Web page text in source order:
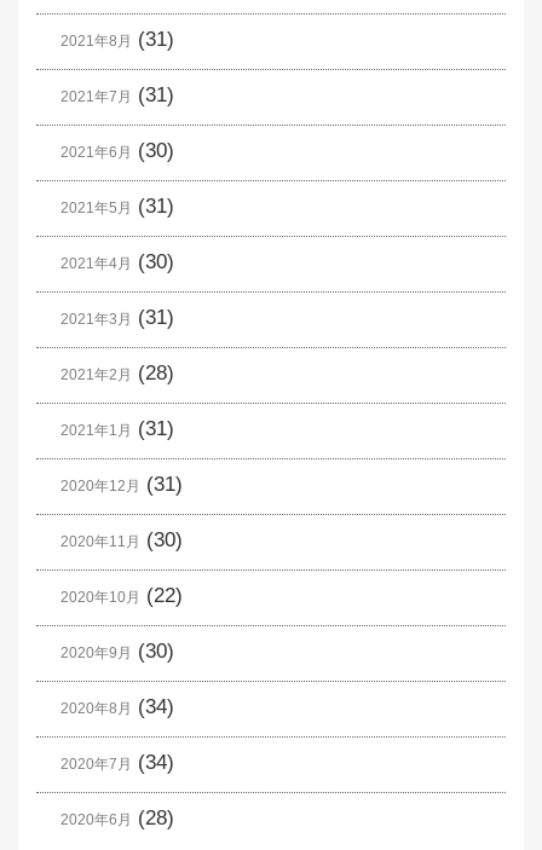
2021年8月 (31)
2021年7月 (31)
2021年6月 (30)
2021年5月 (31)
2021年4月 (30)
2021年3月 (31)
2021年2月 (28)
2021年1月 (31)
2020年12月 (31)
2020年11月 (30)
2020年10月 (22)
2020年9月 (30)
2020年8月 (34)
2020年7月 (34)
2020年6月 (28)